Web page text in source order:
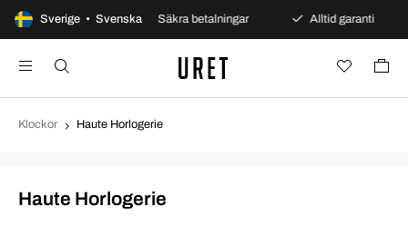
Sverige • Svenska
öppet köp Säkra betalningar Alltid garanti
Klockor Haute Horlogerie
Haute Horlogerie